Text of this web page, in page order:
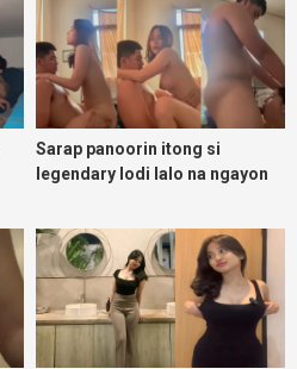
Sarap panoorin itong si
legendary lodi lalo na ngayon